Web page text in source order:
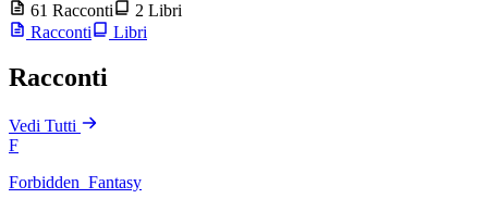
61 Racconti
2 Libri
Racconti
Libri
Racconti
Vedi Tutti
F
Forbidden_Fantasy